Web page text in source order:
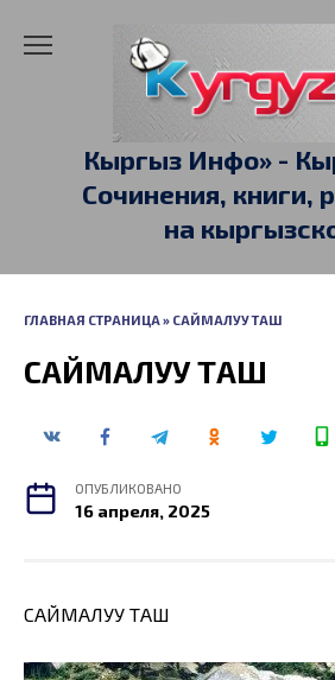
Кыргыз Инфо» -
Сочинения, книги,
на
ГЛАВНАЯ СТРАНИЦА» САЙМАЛУУ ТАШ
САЙМАЛУУ ТАШ
ОПУБЛИКОВАНО
16 апреля, 2025
САЙМАЛУУ ТАШ